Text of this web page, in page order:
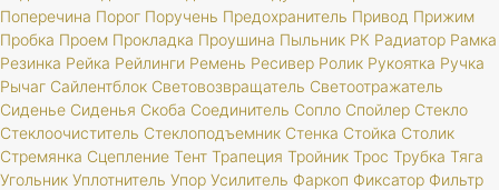
Поперечина Порог Поручень Предохранитель Привод Прижим
Пробка Проем Прокладка Проушина Пыльник РК Радиатор Рамка
Резинка Рейка Рейлинги Ремень Ресивер Ролик Рукоятка Ручка
Рычаг Сайлентблок Световозвращатель Светоотражатель
Сиденье Сиденья Скоба Соединитель Сопло Спойлер Стекло
Стеклоочиститель Стеклоподъемник Стенка Стойка Столик
Стремянка Сцепление Тент Трапеция Тройник Трос Трубка Тяга
Угольник Уплотнитель Упор Усилитель Фаркоп Фиксатор Фильтр